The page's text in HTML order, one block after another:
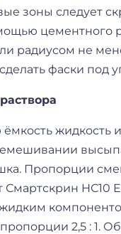
зоны следует
цементного
радиусом не
фаски под
жидкость
Пропорции
Смартскрин HС10
2,5 : 1.